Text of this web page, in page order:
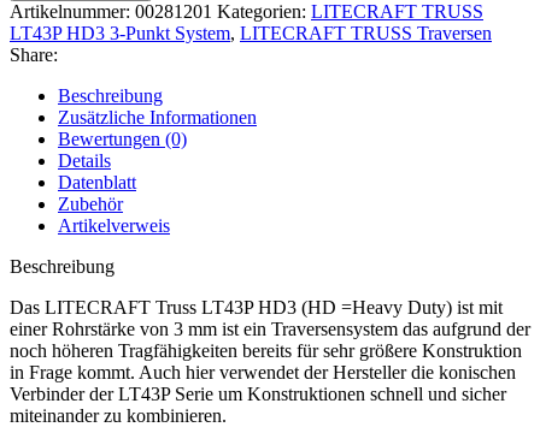
Artikelnummer: 00281201 Kategorien: LITECRAFT TRUSS
LT43P HD3 3-Punkt System, LITECRAFT TRUSS Traversen
Share:
Beschreibung
Zusätzliche Informationen
Bewertungen (0)
Details
Datenblatt
Zubehör
Artikelverweis
Beschreibung
Das LITECRAFT Truss LT43P HD3 (HD =Heavy Duty) ist mit
einer Rohrstärke von 3 mm ist ein Traversensystem das aufgrund der
noch höheren Tragfähigkeiten bereits für sehr größere Konstruktion
in Frage kommt. Auch hier verwendet der Hersteller die konischen
Verbinder der LT43P Serie um Konstruktionen schnell und sicher
miteinander zu kombinieren.